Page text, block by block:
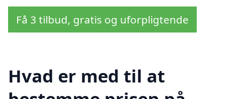
Få 3 tilbud, gratis og uforpligtende
Hvad er med til at